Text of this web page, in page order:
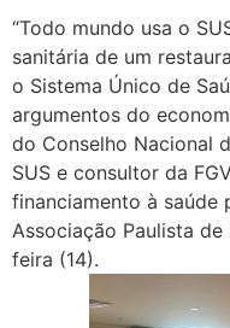
“Todo mundo usa o
sanitária de um
o Sistema Único de
argumentos do
do Conselho Nacional
SUS e consultor da
financiamento à saúde
Associação Paulista
feira (14).